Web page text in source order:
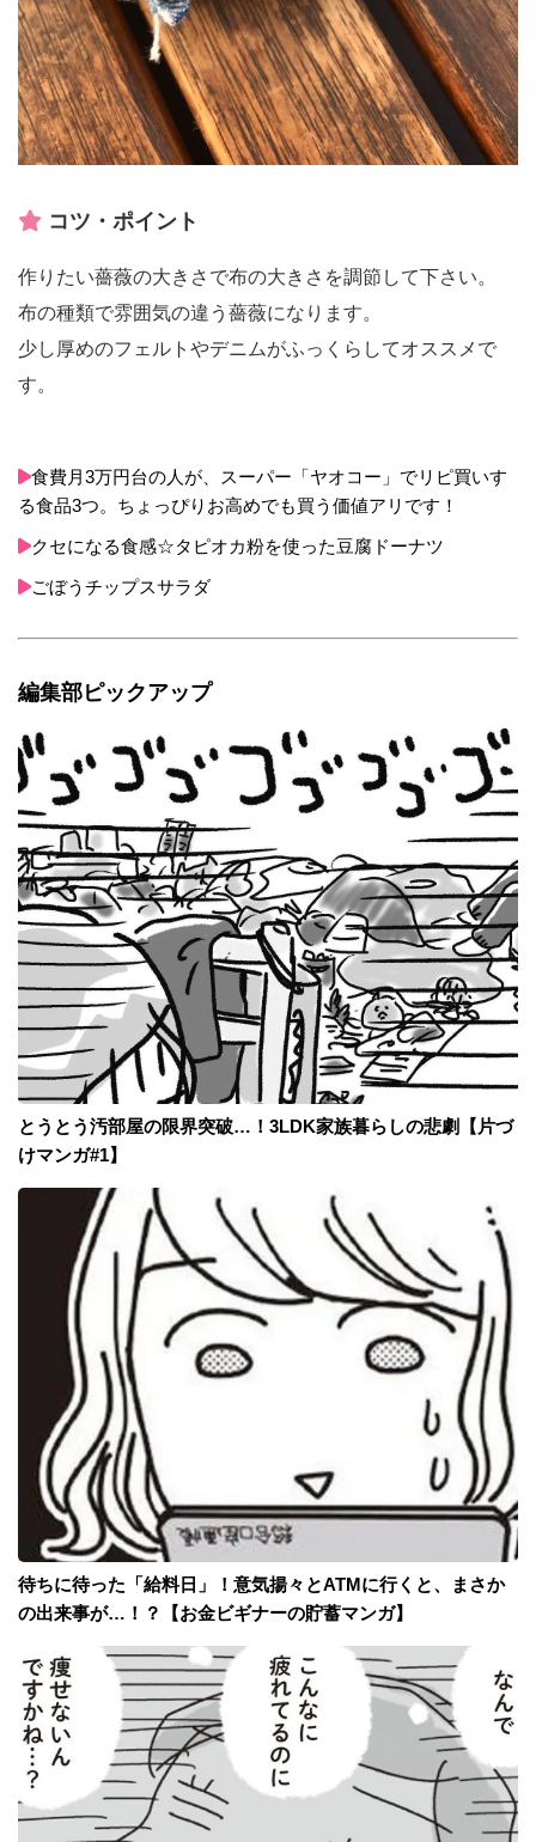
コツ・ポイント
作りたい薔薇の大きさで布の大きさを調節して下さい。
布の種類で雰囲気の違う薔薇になります。
少し厚めのフェルトやデニムがふっくらしてオススメで
す。
食費月3万円台の人が、スーパー「ヤオコー」でリピ買いす
る食品3つ。ちょっぴりお高めでも買う価値アリです！
クセになる食感☆タピオカ粉を使った豆腐ドーナツ
ごぼうチップスサラダ
編集部ピックアップ
とうとう汚部屋の限界突破…！3LDK家族暮らしの悲劇【片づ
けマンガ#1】
待ちに待った「給料日」！意気揚々とATMに行くと、まさか
の出来事が…！？【お金ビギナーの貯蓄マンガ】